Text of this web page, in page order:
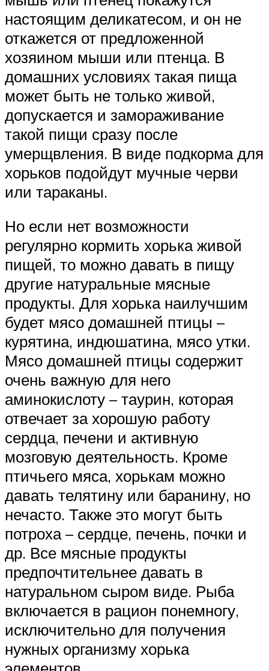
настоящим деликатесом, и он не
откажется от предложенной
хозяином мыши или птенца. В
домашних условиях такая пища
может быть не только живой,
допускается и замораживание
такой пищи сразу после
умерщвления. В виде подкорма для
хорьков подойдут мучные черви
или тараканы.
Но если нет возможности
регулярно кормить хорька живой
пищей, то можно давать в пищу
другие натуральные мясные
продукты. Для хорька наилучшим
будет мясо домашней птицы –
курятина, индюшатина, мясо утки.
Мясо домашней птицы содержит
очень важную для него
аминокислоту – таурин, которая
отвечает за хорошую работу
сердца, печени и активную
мозговую деятельность. Кроме
птичьего мяса, хорькам можно
давать телятину или баранину, но
нечасто. Также это могут быть
потроха – сердце, печень, почки и
др. Все мясные продукты
предпочтительнее давать в
натуральном сыром виде. Рыба
включается в рацион понемногу,
исключительно для получения
нужных организму хорька